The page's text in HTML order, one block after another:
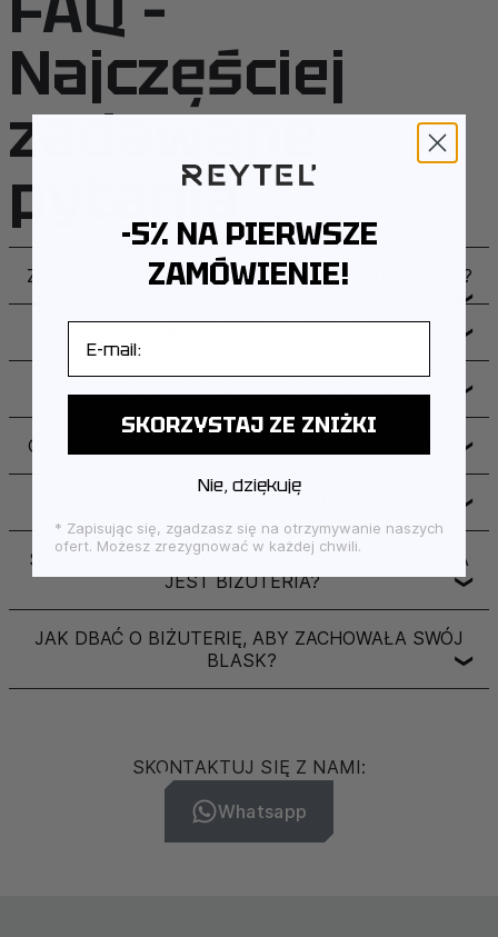
Najczęściej
zadawane
pytania
Z JAKIEGO METALU WYKONANA JEST BIŻUTERIA?
❯
❯
❯
CZY MOGĘ ZWRÓCIĆ LUB WYMIENIĆ PRODUKT? ❯
JAK WYGLĄDA DOSTAWA I ILE TRWA? ❯
SKĄD POCHODZI MARKA I GDZIE PRODUKOWANA
JEST BIŻUTERIA?
❯
JAK DBAĆ O BIŻUTERIĘ, ABY ZACHOWAŁA SWÓJ
BLASK?
❯
SKONTAKTUJ SIĘ Z NAMI:
Whatsapp
-5% NA PIERWSZE
ZAMÓWIENIE!
SKORZYSTAJ ZE ZNIŻKI
Nie, dziękuję
* Zapisując się, zgadzasz się na otrzymywanie naszych
ofert. Możesz zrezygnować w każdej chwili.